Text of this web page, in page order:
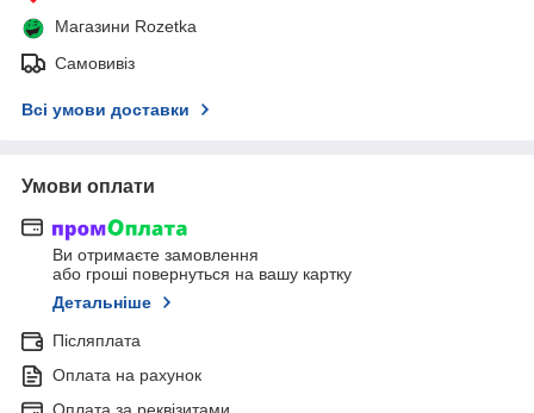
Магазини Rozetka
Самовивіз
Всі умови доставки
Умови оплати
Ви отримаєте замовлення
або гроші повернуться на вашу картку
Детальніше
Післяплата
Оплата на рахунок